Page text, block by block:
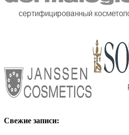
Свежие записи: